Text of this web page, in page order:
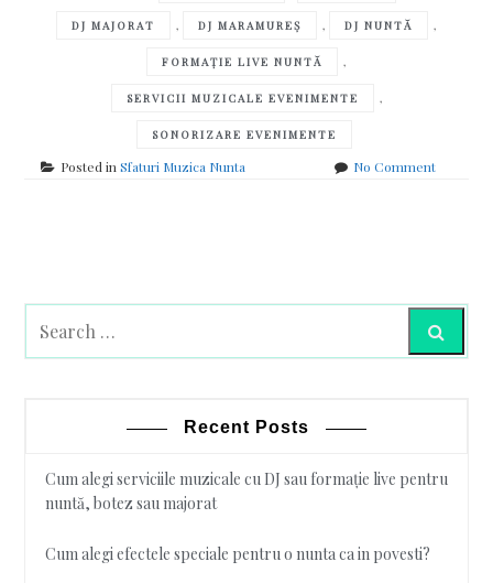
DJ MAJORAT , DJ MARAMUREȘ , DJ NUNTĂ ,
FORMAȚIE LIVE NUNTĂ ,
SERVICII MUZICALE EVENIMENTE ,
SONORIZARE EVENIMENTE
Posted inSfaturi Muzica Nunta No Commenton
sau
formație
live
navigation
Search
Recent Posts
Cum alegi serviciile muzicale cu DJ sau formație live pentru
nuntă, botez sau majorat
Cum alegi efectele speciale pentru o nunta ca in povesti?